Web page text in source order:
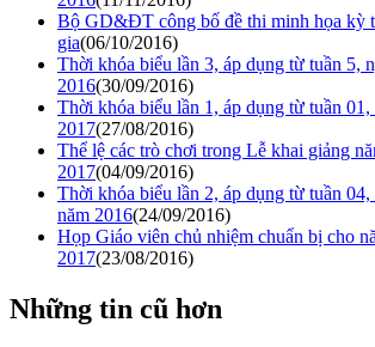
Bộ GD&ĐT công bố đề thi minh họa kỳ
gia(06/10/2016)
Thời khóa biểu lần 3, áp dụng từ tuần 5,
2016(30/09/2016)
Thời khóa biểu lần 1, áp dụng từ tuần
2017(27/08/2016)
Thể lệ các trò chơi trong Lễ khai giảng
2017(04/09/2016)
Thời khóa biểu lần 2, áp dụng từ tuần
năm 2016(24/09/2016)
Họp Giáo viên chủ nhiệm chuẩn bị cho
2017(23/08/2016)
Những tin cũ hơn